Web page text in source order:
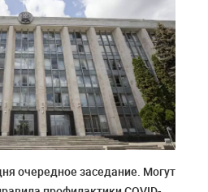
очередное заседание. Могут